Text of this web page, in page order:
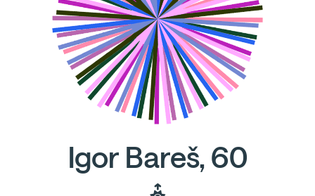
Igor Bareš, 60